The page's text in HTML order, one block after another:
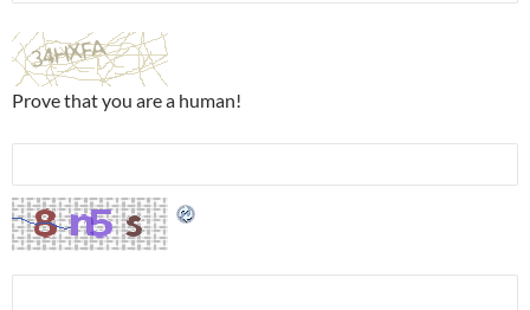
Prove that you are a human!